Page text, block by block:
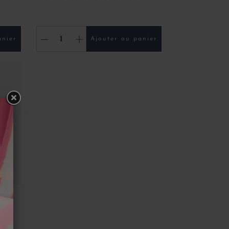
- + Ajouter au panier